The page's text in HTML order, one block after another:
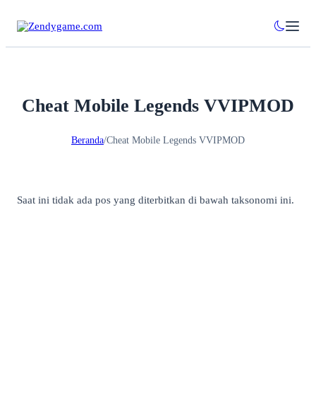
Cheat Mobile Legends VVIPMOD
Beranda/Cheat Mobile Legends VVIPMOD
Saat ini tidak ada pos yang diterbitkan di bawah taksonomi ini.